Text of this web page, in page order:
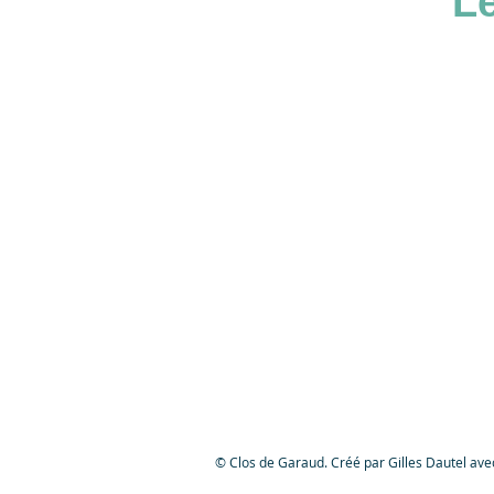
© Clos de Garaud. Créé par Gilles Dautel